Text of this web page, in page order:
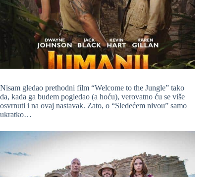
Nisam gledao prethodni film “Welcome to the Jungle” tako
da, kada ga budem pogledao (a hoću), verovatno ću se više
osvrnuti i na ovaj nastavak. Zato, o “Sledećem nivou” samo
ukratko…